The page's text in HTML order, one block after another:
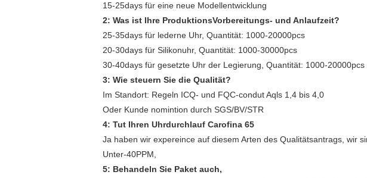
15-25days für eine neue Modellentwicklung
2: Was ist Ihre ProduktionsVorbereitungs- und Anlaufzeit?
25-35days für lederne Uhr, Quantität: 1000-20000pcs
20-30days für Silikonuhr, Quantität: 1000-30000pcs
30-40days für gesetzte Uhr der Legierung, Quantität: 1000-20000pcs
3: Wie steuern Sie die Qualität?
Im Standort: Regeln ICQ- und FQC-condut Aqls 1,4 bis 4,0
Oder Kunde nomintion durch SGS/BV/STR
4: Tut Ihren Uhrdurchlauf Carofina 65
Ja haben wir expereince auf diesem Arten des Qualitätsantrags, wir
Unter-40PPM,
5: Behandeln Sie Paket auch,